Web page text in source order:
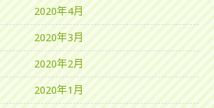
2020年4月
2020年3月
2020年2月
2020年1月